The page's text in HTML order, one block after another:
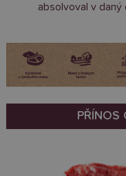
absolvoval v
PŘÍNOS